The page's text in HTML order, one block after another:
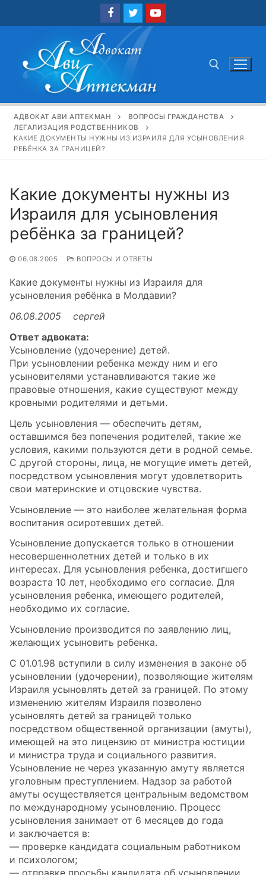
Найти:
АДВОКАТ АВИ АПТЕКМАН
ВОПРОСЫ ГРАЖДАНСТВА
ЛЕГАЛИЗАЦИЯ РОДСТВЕННИКОВ
КАКИЕ ДОКУМЕНТЫ НУЖНЫ ИЗ ИЗРАИЛЯ ДЛЯ УСЫНОВЛЕНИЯ
РЕБЁНКА ЗА ГРАНИЦЕЙ?
Какие документы нужны из
Израиля для усыновления
ребёнка за границей?
06.08.2005 ВОПРОСЫ И ОТВЕТЫ
Какие документы нужны из Израиля для
усыновления ребёнка в Молдавии?
06.08.2005 сергей
Ответ адвоката:
Усыновление (удочерение) детей.
При усыновлении ребенка между ним и его
усыновителями устанавливаются такие же
правовые отношения, какие существуют между
кровными родителями и детьми.
Цель усыновления — обеспечить детям,
оставшимся без попечения родителей, такие же
условия, какими пользуются дети в родной семье.
С другой стороны, лица, не могущие иметь детей,
посредством усыновления могут удовлетворить
свои материнские и отцовские чувства.
Усыновление — это наиболее желательная форма
воспитания осиротевших детей.
Усыновление допускается только в отношении
несовершеннолетних детей и только в их
интересах. Для усыновления ребенка, достигшего
возраста 10 лет, необходимо его согласие. Для
усыновления ребенка, имеющего родителей,
необходимо их согласие.
Усыновление производится по заявлению лиц,
желающих усыновить ребенка.
С 01.01.98 вступили в силу изменения в законе об
усыновлении (удочерении), позволяющие жителям
Израиля усыновлять детей за границей. По этому
изменению жителям Израиля позволено
усыновлять детей за границей только
посредством общественной организации (амуты),
имеющей на это лицензию от министра юстиции
и министра труда и социального развития.
Усыновление не через указанную амуту является
уголовным преступлением. Надзор за работой
амуты осуществляется центральным ведомством
по международному усыновлению. Процесс
усыновления занимает от 6 месяцев до года
и заключается в:
— проверке кандидата социальным работником
и психологом;